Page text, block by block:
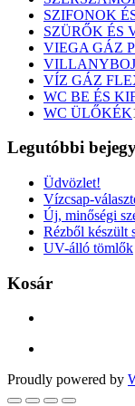
SZIFONOK
SZÜRŐK ÉS
VIEGA GÁZ
VÍZ GÁZ
WC BE ÉS
WC ÜLŐKÉK
Legutóbbi
Üdvözlet!
Vízcsap-
Új, minőségi
Rézből készült
UV-álló tömlők
Kosár
Proudly powered by